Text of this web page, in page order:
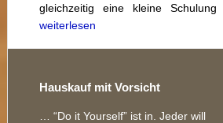
gleichzeitig eine kleine
weiterlesen
Footer
Hauskauf mit Vorsicht
… “Do it Yourself” ist in. Jeder will